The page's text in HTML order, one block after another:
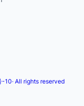
10· All rights reserved